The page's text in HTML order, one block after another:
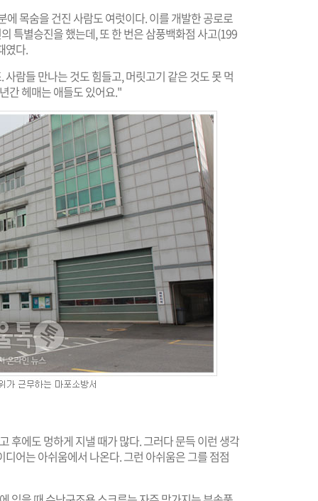
목숨을 건진 사람도 여럿이다. 이를 개발한 공로로
특별승진을 했는데, 또 한 번은 삼풍백화점 사고(199
였다.
람들 만나는 것도 힘들고, 머릿고기 같은 것도 못 먹
간 헤매는 애들도 있어요."
후에도 멍하게 지낼 때가 많다. 그러다 문득 이런 생각
어는 아쉬움에서 나온다. 그런 아쉬움은 그를 점점